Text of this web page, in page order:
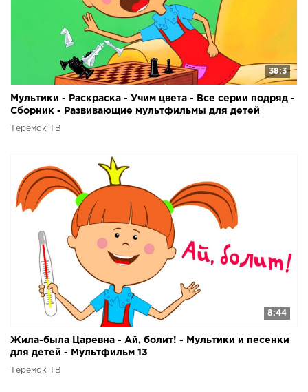
38:3
Мультики - Раскраска - Учим цвета - Все серии подряд -
Сборник - Развивающие мультфильмы для детей
Теремок ТВ
8:44
Жила-была Царевна - Ай, болит! - Мультики и песенки
для детей - Мультфильм 13
Теремок ТВ